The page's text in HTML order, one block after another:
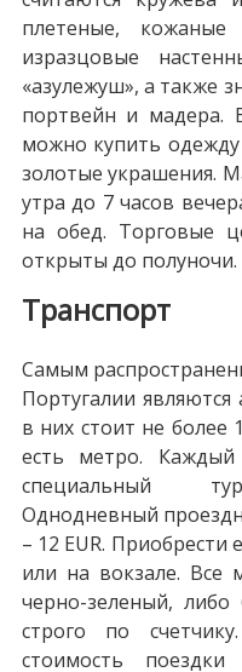
плетеные, кожаные
изразцовые
«азулежуш», а также
портвейн и мадера.
можно купить
золотые украшения.
утра до 7 часов
на обед. Торговые
открыты до полуночи.
Транспорт
Самым
Португалии
в них стоит не более
есть метро. Каждый
специальный
Однодневный
– 12 EUR.
или на вокзале.
черно-зеленый,
строго по
стоимость